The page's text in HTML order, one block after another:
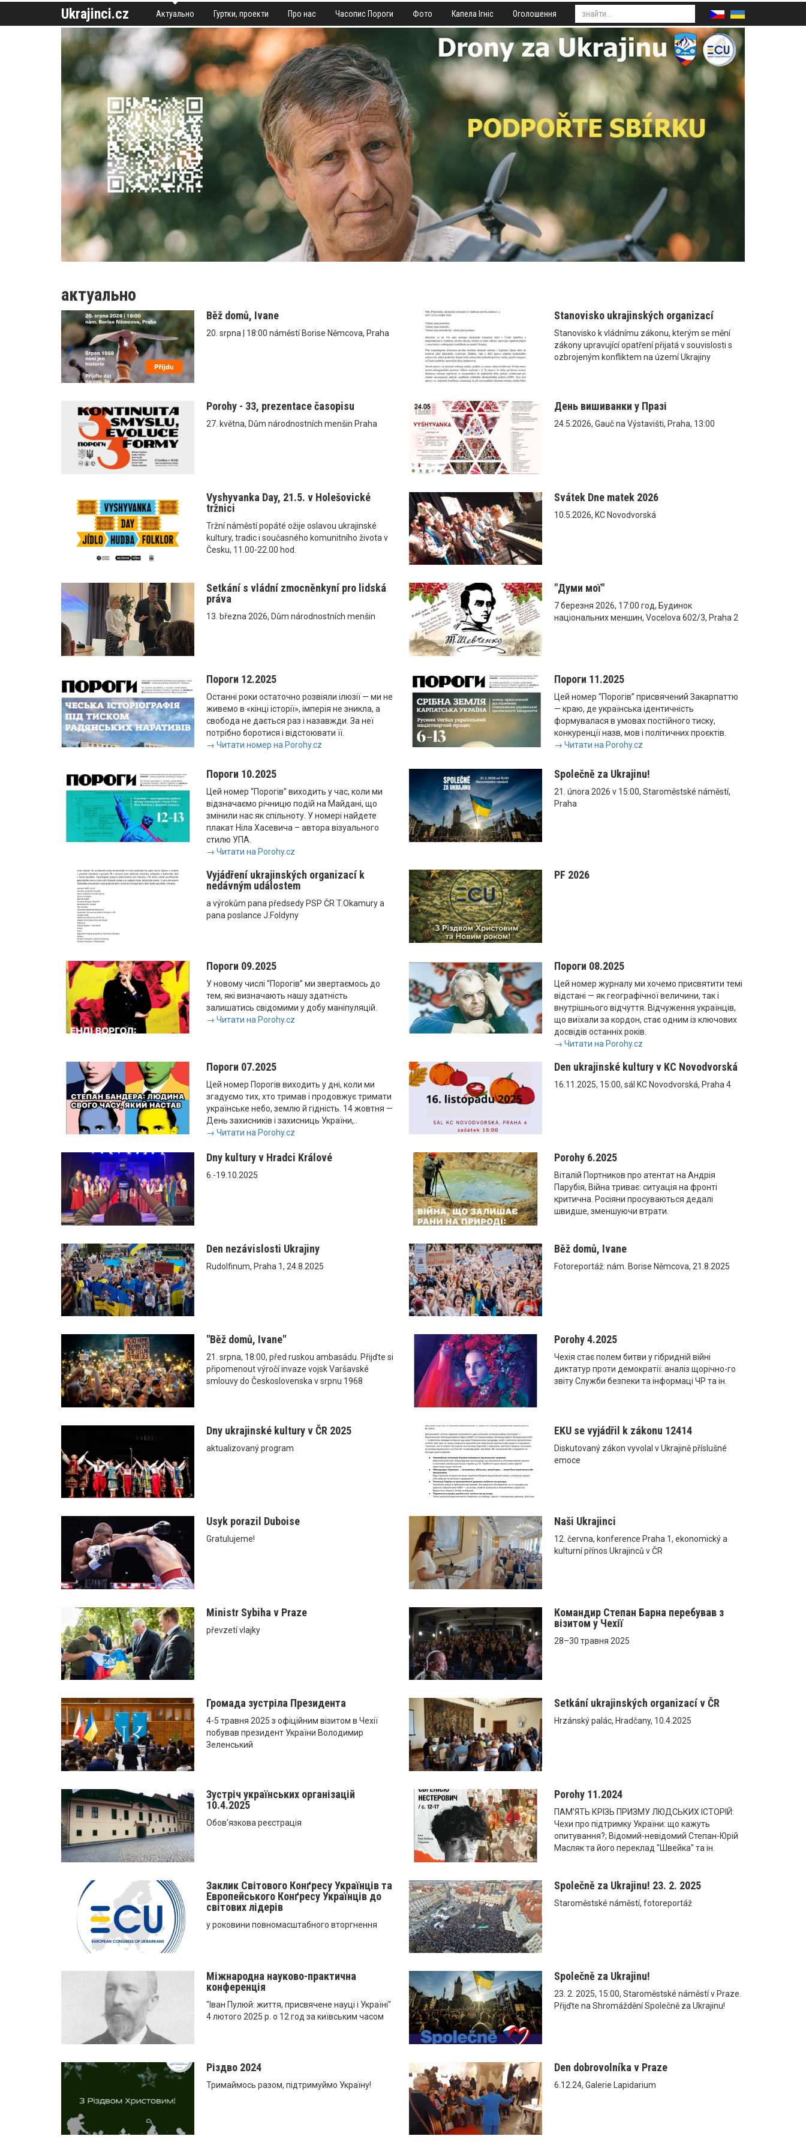
Ukrajinci.cz Актуально Гуртки, проекти Про нас Часопис Пороги Фото Капела Ігніс Оголошення
актуально
Běž domů, Ivane
20. srpna | 18:00 náměstí Borise Němcova, Praha
Stanovisko ukrajinských organizací
Stanovisko k vládnímu zákonu, kterým se mění
zákony upravující opatření přijatá v souvislosti s
ozbrojeným konfliktem na území Ukrajiny
Porohy - 33, prezentace časopisu
27. května, Dům národnostních menšin Praha
День вишиванки у Празі
24.5.2026, Gauč na Výstavišti, Praha, 13:00
Vyshyvanka Day, 21.5. v Holešovické
tržnici
Tržní náměstí popáté ožije oslavou ukrajinské
kultury, tradic i současného komunitního života v
Česku, 11.00-22.00 hod.
Svátek Dne matek 2026
10.5.2026, KC Novodvorská
Setkání s vládní zmocněnkyní pro lidská
práva
13. března 2026, Dům národnostních menšin
"Думи мої"
7 березня 2026, 17:00 год, Будинок
національних меншин, Vocelova 602/3, Praha 2
Пороги 12.2025
Останні роки остаточно розвіяли ілюзії — ми не
живемо в «кінці історії», імперія не зникла, а
свобода не дається раз і назавжди. За неї
потрібно боротися і відстоювати її.
→ Читати номер на Porohy.cz
Пороги 11.2025
Цей номер “Порогів” присвячений Закарпаттю
— краю, де українська ідентичність
формувалася в умовах постійного тиску,
конкуренції назв, мов і політичних проєктів.
→ Читати на Porohy.cz
Пороги 10.2025
Цей номер “Порогів” виходить у час, коли ми
відзначаємо річницю подій на Майдані, що
змінили нас як спільноту. У номері найдете
плакат Ніла Хасевича – автора візуального
стилю УПА.
→ Читати на Porohy.cz
Společně za Ukrajinu!
21. února 2026 v 15:00, Staroměstské náměstí,
Praha
Vyjádření ukrajinských organizací k
nedávným událostem
a výrokům pana předsedy PSP ČR T.Okamury a
pana poslance J.Foldyny
PF 2026
Пороги 09.2025
У новому числі “Порогів” ми звертаємось до
тем, які визначають нашу здатність
залишатись свідомими у добу маніпуляцій.
→ Читати на Porohy.cz
Пороги 08.2025
Цей номер журналу ми хочемо присвятити темі
відстані — як географічної величини, так і
внутрішнього відчуття. Відчуження українців,
що виїхали за кордон, стає одним із ключових
досвідів останніх років.
→ Читати на Porohy.cz
Пороги 07.2025
Цей номер Порогів виходить у дні, коли ми
згадуємо тих, хто тримав і продовжує тримати
українське небо, землю й гідність. 14 жовтня —
День захисників і захисниць України,..
→ Читати на Porohy.cz
Den ukrajinské kultury v KC Novodvorská
16.11.2025, 15:00, sál KC Novodvorská, Praha 4
Dny kultury v Hradci Králové
6.-19.10.2025
Porohy 6.2025
Віталій Портников про атентат на Андрія
Парубія, Війна триває: ситуація на фронті
критична. Росіяни просуваються дедалі
швидше, зменшуючи втрати.
Den nezávislosti Ukrajiny
Rudolfinum, Praha 1, 24.8.2025
Běž domů, Ivane
Fotoreportáž: nám. Borise Němcova, 21.8.2025
"Běž domů, Ivane"
21. srpna, 18:00, před ruskou ambasádu. Přijďte si
připomenout výročí invaze vojsk Varšavské
smlouvy do Československa v srpnu 1968
Porohy 4.2025
Чехія стає полем битви у гібридній війні
диктатур проти демократії: аналіз щорічно-го
звіту Служби безпеки та інформаці ЧР та ін.
Dny ukrajinské kultury v ČR 2025
aktualizovaný program
EKU se vyjádřil k zákonu 12414
Diskutovaný zákon vyvolal v Ukrajině příslušné
emoce
Usyk porazil Duboise
Gratulujeme!
Naši Ukrajinci
12. června, konference Praha 1, ekonomický a
kulturní přínos Ukrajinců v ČR
Ministr Sybiha v Praze
převzetí vlajky
Командир Степан Барна перебував з
візитом у Чехії
28–30 травня 2025
Громада зустріла Президента
4-5 травня 2025 з офіційним візитом в Чехії
побував президент України Володимир
Зеленський
Setkání ukrajinských organizací v ČR
Hrzánský palác, Hradčany, 10.4.2025
Зустріч українських організацій
10.4.2025
Обов'язкова реєстрація
Porohy 11.2024
ПАМ’ЯТЬ КРІЗЬ ПРИЗМУ ЛЮДСЬКИХ ІСТОРІЙ:
Чехи про підтримку України: що кажуть
опитування?; Відомий-невідомий Степан-Юрій
Масляк та його переклад "Швейка" та ін.
Заклик Світового Конґресу Українців та
Eвропейського Конґресу Українців до
світових лідерів
у роковини повномасштабного вторгнення
Společně za Ukrajinu! 23. 2. 2025
Staroměstské náměstí, fotoreportáž
Міжнародна науково-практична
конференція
"Іван Пулюй: життя, присвячене науці і Україні"
4 лютого 2025 р. о 12 год за київським часом
Společně za Ukrajinu!
23. 2. 2025, 15:00, Staroměstské náměstí v Praze.
Přijďte na Shromáždění Společně za Ukrajinu!
Різдво 2024
Тримаймось разом, підтримуймо Україну!
Den dobrovolníka v Praze
6.12.24, Galerie Lapidarium